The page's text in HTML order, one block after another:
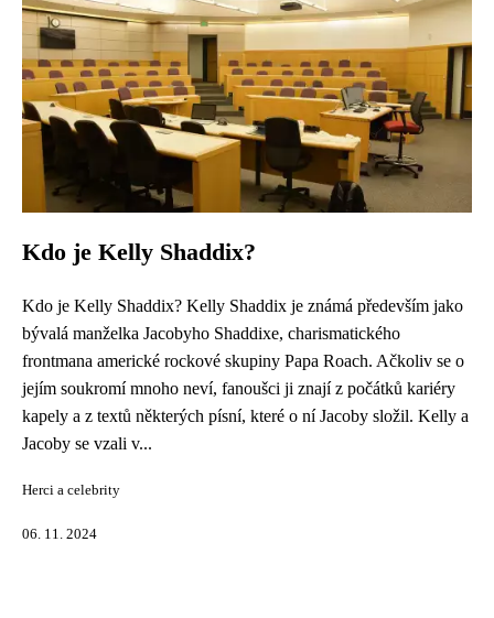
Kdo je Kelly Shaddix?
Kdo je Kelly Shaddix? Kelly Shaddix je známá především jako
bývalá manželka Jacobyho Shaddixe, charismatického
frontmana americké rockové skupiny Papa Roach. Ačkoliv se o
jejím soukromí mnoho neví, fanoušci ji znají z počátků kariéry
kapely a z textů některých písní, které o ní Jacoby složil. Kelly a
Jacoby se vzali v...
Herci a celebrity
06. 11. 2024